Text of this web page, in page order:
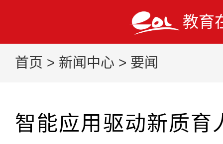
教育
首页 > 新闻中心 > 要闻
智能应用驱动新质育